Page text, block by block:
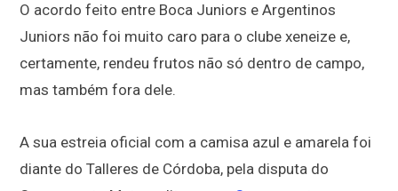
O acordo feito entre Boca Juniors e Argentinos
Juniors não foi muito caro para o clube xeneize e,
certamente, rendeu frutos não só dentro de campo,
mas também fora dele.
A sua estreia oficial com a camisa azul e amarela foi
diante do Talleres de Córdoba, pela disputa do